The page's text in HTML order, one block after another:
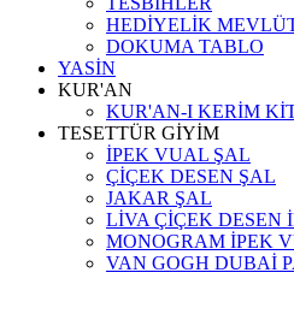
HEDİYELİK
DOKUMA TABLO
YASİN
KUR'AN
KUR'AN-I KERİM
TESETTÜR GİYİM
İPEK VUAL ŞAL
ÇİÇEK DESEN ŞAL
JAKAR ŞAL
LİVA ÇİÇEK DESEN
MONOGRAM İPEK
VAN GOGH DUBAİ